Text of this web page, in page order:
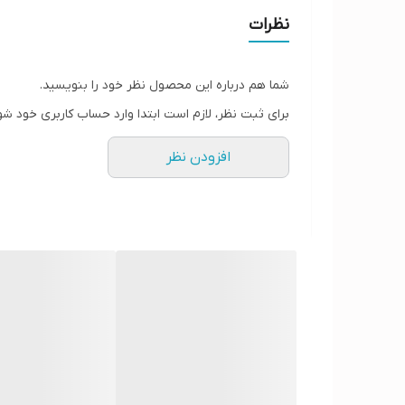
نظرات
شما هم درباره این محصول نظر خود را بنویسید.
برای ثبت نظر، لازم است ابتدا وارد حساب کاربری خود
افزودن نظر